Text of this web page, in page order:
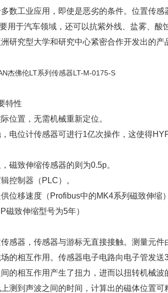
数工业应用，即使是恶劣的条件。位置传感
用于汽车领域，还可以抗紫外线、盐雾、酸
研究型大学和研究中心紧密合作开发出的产
特性
位置，无需机械重新定位。
电位计传感器可进行1亿次操作，这使得
磁致伸缩传感器的则为0.5p。
控制器（PLC）。
位移速度（Profibus中的MK4系列磁致伸缩）
致伸缩型号为5年）
感器，传感器与游标无直接接触。测量元件
的相互作用。传感器电子电路向电子管发送
的相互作用产生了扭力，进而以扭转机械波
测到声波之间的时间，计算出的磁体位置可